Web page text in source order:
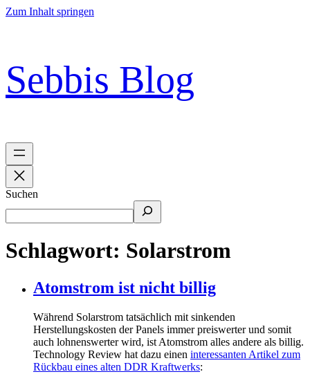
Zum Inhalt springen
Sebbis Blog
Suchen
Schlagwort: Solarstrom
Atomstrom ist nicht billig
Während Solarstrom tatsächlich mit sinkenden
Herstellungskosten der Panels immer preiswerter und somit
auch lohnenswerter wird, ist Atomstrom alles andere als billig.
Technology Review hat dazu einen interessanten Artikel zum
Rückbau eines alten DDR Kraftwerks: